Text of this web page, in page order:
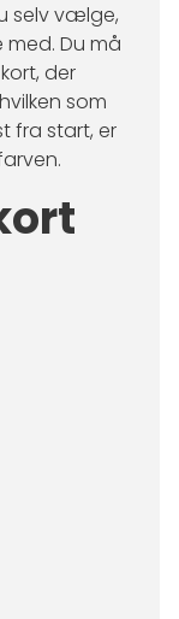
selv vælge,
med. Du må
der
som
fra start, er